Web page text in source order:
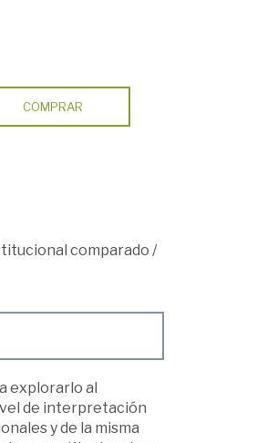
COMPRAR
comparado /
explorarlo al
de interpretación
y de la misma